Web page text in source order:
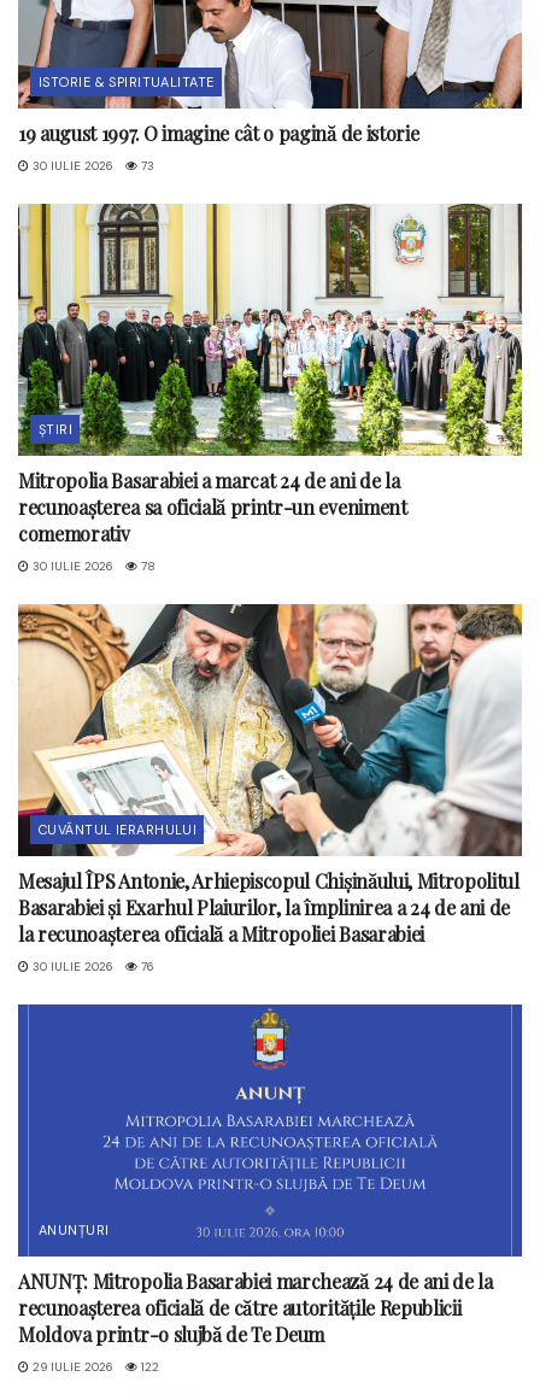
ISTORIE & SPIRITUALITATE
19 august 1997. O imagine cât o pagină de istorie
30 IULIE 2026 73
ȘTIRI
Mitropolia Basarabiei a marcat 24 de ani de la
recunoașterea sa oficială printr-un eveniment
comemorativ
30 IULIE 2026 78
CUVÂNTUL IERARHULUI
Mesajul ÎPS Antonie, Arhiepiscopul Chișinăului, Mitropolitul
Basarabiei și Exarhul Plaiurilor, la împlinirea a 24 de ani de
la recunoașterea oficială a Mitropoliei Basarabiei
30 IULIE 2026 76
ANUNȚURI
ANUNȚ: Mitropolia Basarabiei marchează 24 de ani de la
recunoașterea oficială de către autoritățile Republicii
Moldova printr-o slujbă de Te Deum
29 IULIE 2026 122